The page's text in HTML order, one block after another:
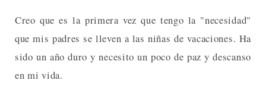
Creo que es la primera vez que tengo la "necesidad"
que mis padres se lleven a las niñas de vacaciones. Ha
sido un año duro y necesito un poco de paz y descanso
en mi vida.